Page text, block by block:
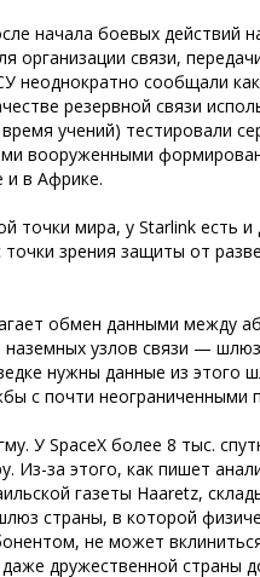
начала боевых действий
организации связи,
неоднократно сообщали
резервной связи
учений) тестировали
вооруженными
и в Африке.
точки мира, у Starlink есть
зрения защиты от
обмен данными между
узлов связи —
нужны данные из этого
с почти неограниченными
У SpaceX более 8 тыс.
Из-за этого, как пишет
газеты Haaretz,
страны, в которой
не может
дружественной страны